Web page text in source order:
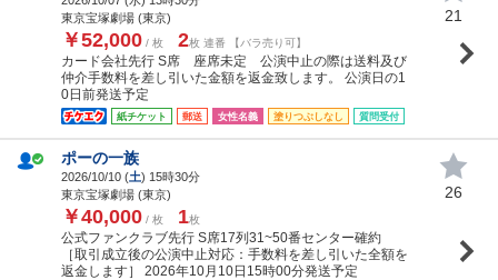
東京宝塚劇場 (東京)
￥52,000 / 枚 2枚 連番 【バラ売り可】
カード会社先行 S席 座席未定 公演中止の際は送料及び
仲介手数料を差し引いた金額を返金致します。 公演日の1
0日前発送予定
紙チケット 郵送 女性名義 塗りつぶしなし 質問受付
21
ポーの一族
2026/10/10 (土) 15時30分
東京宝塚劇場 (東京)
￥40,000 / 枚 1枚
公式ファンクラブ先行 S席17列31~50番センター確約
［取引成立後の公演中止対応：手数料を差し引いた全額を
返金します］ 2026年10月10日15時00分発送予定
26